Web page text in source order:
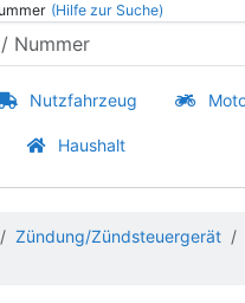
(Hilfe zur Suche)
Nutzfahrzeug
Haushalt
Zündung/Zündsteuergerät